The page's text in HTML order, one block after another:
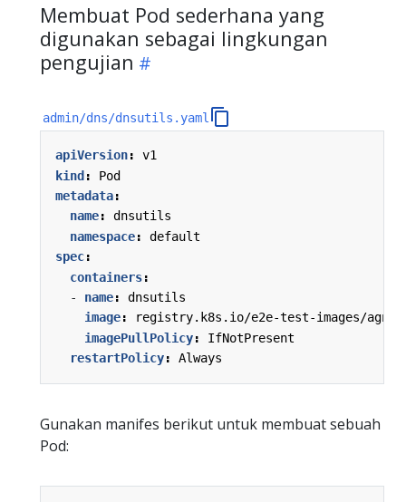
Membuat Pod sederhana yang
digunakan sebagai lingkungan
pengujian
admin/dns/dnsutils.yaml
apiVersion:
v1
kind:
Pod
metadata:
name:
dnsutils
namespace:
default
spec:
containers:
- name:
dnsutils
image:
registry.k8s.io/e2e-test-images/
imagePullPolicy:
IfNotPresent
restartPolicy: Always
Gunakan manifes berikut untuk membuat sebuah
Pod: